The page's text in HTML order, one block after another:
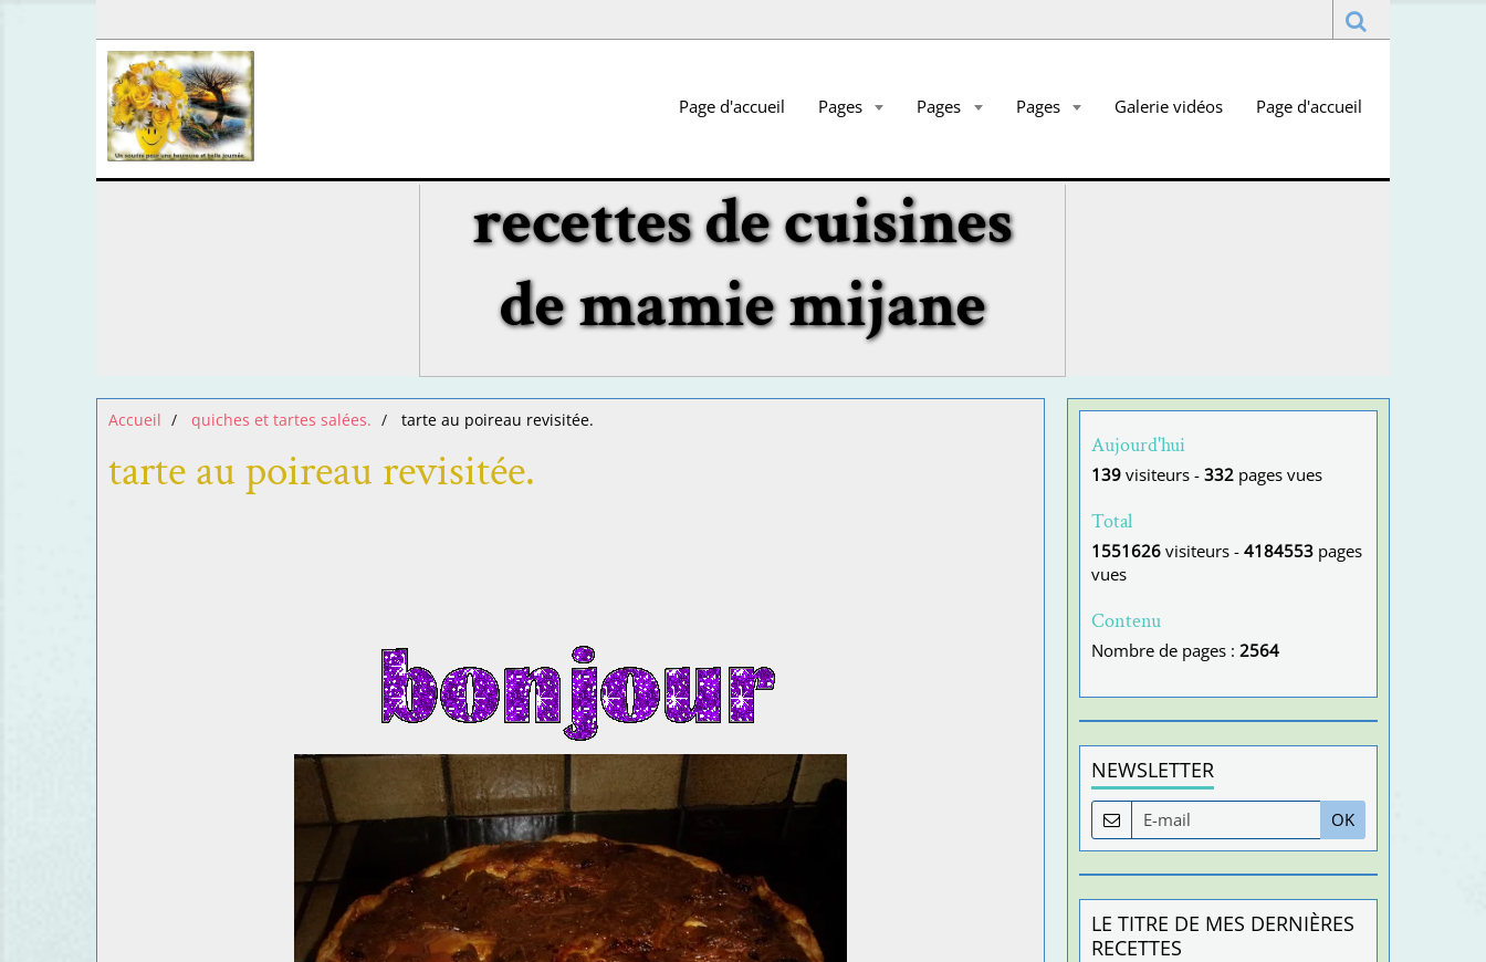
Page d'accueil Pages Pages Pages Galerie vidéos Page d'accueil
recettes de cuisines
de mamie mijane
Accueil quiches et tartes salées. tarte au poireau revisitée.
tarte au poireau revisitée. Aujourd'hui
139visiteurs - 332pages vues
Total
1551626visiteurs - 4184553pages
vues
Contenu
Nombre de pages : 2564
NEWSLETTER
OK
LE TITRE DE MES DERNIÈRES
RECETTES